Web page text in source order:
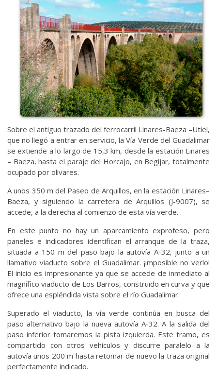
Sobre el antiguo trazado del ferrocarril Linares-Baeza –Utiel,
que no llegó a entrar en servicio, la Vía Verde del Guadalimar
se extiende a lo largo de 15,3 km, desde la estación Linares
– Baeza, hasta el paraje del Horcajo, en Begijar, totalmente
ocupado por olivares.
A unos 350 m del Paseo de Arquillos, en la estación Linares–
Baeza, y siguiendo la carretera de Arquillos (J-9007), se
accede, a la derecha al comienzo de esta vía verde.
En este punto no hay un aparcamiento exprofeso, pero
paneles e indicadores identifican el arranque de la traza,
situada a 150 m del paso bajo la autovía A-32, junto a un
llamativo viaducto sobre el Guadalimar. ¡imposible no verlo!
El inicio es impresionante ya que se accede de inmediato al
magnífico viaducto de Los Barros, construido en curva y que
ofrece una espléndida vista sobre el río Guadalimar.
Superado el viaducto, la vía verde continúa en busca del
paso alternativo bajo la nueva autovía A-32. A la salida del
paso inferior tomaremos la pista izquierda. Este tramo, es
compartido con otros vehículos y discurre paralelo a la
autovía unos 200 m hasta retomar de nuevo la traza original
perfectamente indicado.